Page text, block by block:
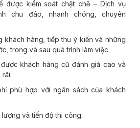
được kiểm soát chặt chẽ – Dịch vụ
chu đáo, nhanh chóng, chuyên
khách hàng, tiếp thu ý kiến và những
trong và sau quá trình làm việc.
khách hàng cũ đánh giá cao và
rãi.
phù hợp với ngân sách của khách
và tiến độ thi công.